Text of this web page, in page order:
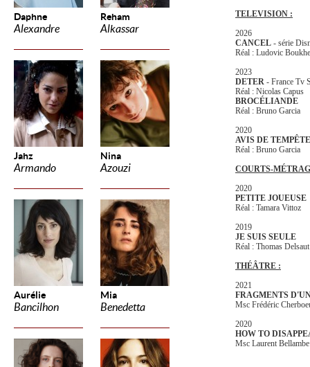
Daphne
Alexandre
Reham
Alkassar
Jahz
Armando
Nina
Azouzi
Aurélie
Bancilhon
Mia
Benedetta
TELEVISION :
2026
CANCEL - série
Réal : Ludovic
2023
DETER - France Tv
Réal : Nicolas Capus
BROCÉLIANDE
Réal : Bruno Garcia
2020
AVIS DE
Réal : Bruno Garcia
COURTS-
2020
PETITE JOUEUSE
Réal : Tamara Vittoz
2019
JE SUIS SEULE
Réal : Thomas Delsaut
THÉÂTRE :
2021
FRAGMENTS
Msc Frédéric
2020
HOW TO
Msc Laurent Bellambe